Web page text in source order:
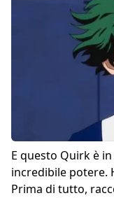
E questo Quirk è
incredibile potere.
Prima di tutto,